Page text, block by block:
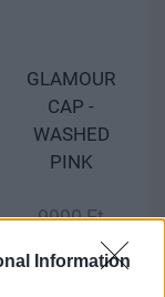
Information
GLAMOUR
CAP -
WASHED
PINK
9990 Ft
Vásárlás